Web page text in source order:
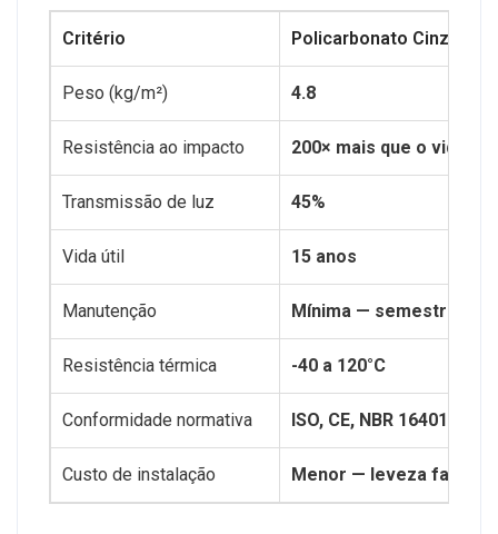
Critério Policarbonato Cinza
Peso (kg/m²) 4.8
Resistência ao impacto 200× mais que o vidro
Transmissão de luz 45%
Vida útil 15 anos
Manutenção Mínima —
Resistência térmica -40 a 120°C
Conformidade normativa ISO, CE, NBR 16401 —
Custo de instalação Menor — leveza facilita